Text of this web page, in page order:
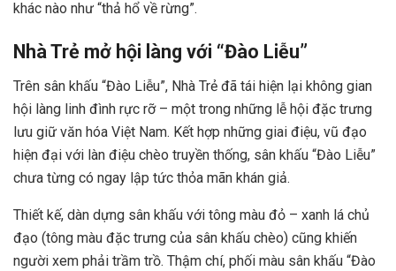
khác nào như “thả hổ về rừng”.
Nhà Trẻ mở hội làng với “Đào Liễu”
Trên sân khấu “Đào Liễu”, Nhà Trẻ đã tái hiện lại không gian
hội làng linh đình rực rỡ – một trong những lễ hội đặc trưng
lưu giữ văn hóa Việt Nam. Kết hợp những giai điệu, vũ đạo
hiện đại với làn điệu chèo truyền thống, sân khấu “Đào Liễu”
chưa từng có ngay lập tức thỏa mãn khán giả.
Thiết kế, dàn dựng sân khấu với tông màu đỏ – xanh lá chủ
đạo (tông màu đặc trưng của sân khấu chèo) cũng khiến
người xem phải trầm trồ. Thậm chí, phối màu sân khấu “Đào